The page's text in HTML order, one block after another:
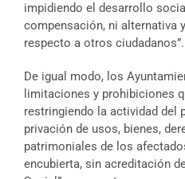
impidiendo el desarrollo
compensación, ni alternativa
respecto a otros ciudadanos”.
De igual modo, los
limitaciones y prohibiciones
restringiendo la actividad del
privación de usos, bienes,
patrimoniales de los
encubierta, sin acreditación